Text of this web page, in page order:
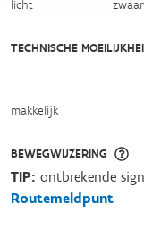
licht zwaar
TECHNISCHE
makkelijk
BEWEGWIJZERING
TIP: ontbrekende
Routemeldpunt